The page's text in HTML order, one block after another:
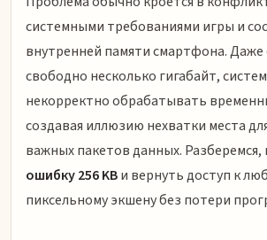
системными требованиями игры и
внутренней памяти смартфона. Даже
свободно несколько гигабайт,
некорректно обрабатывать
создавая иллюзию нехватки места
важных пакетов данных. Разберемся,
ошибку 256 KBи вернуть доступ к
пиксельному экшену без потери